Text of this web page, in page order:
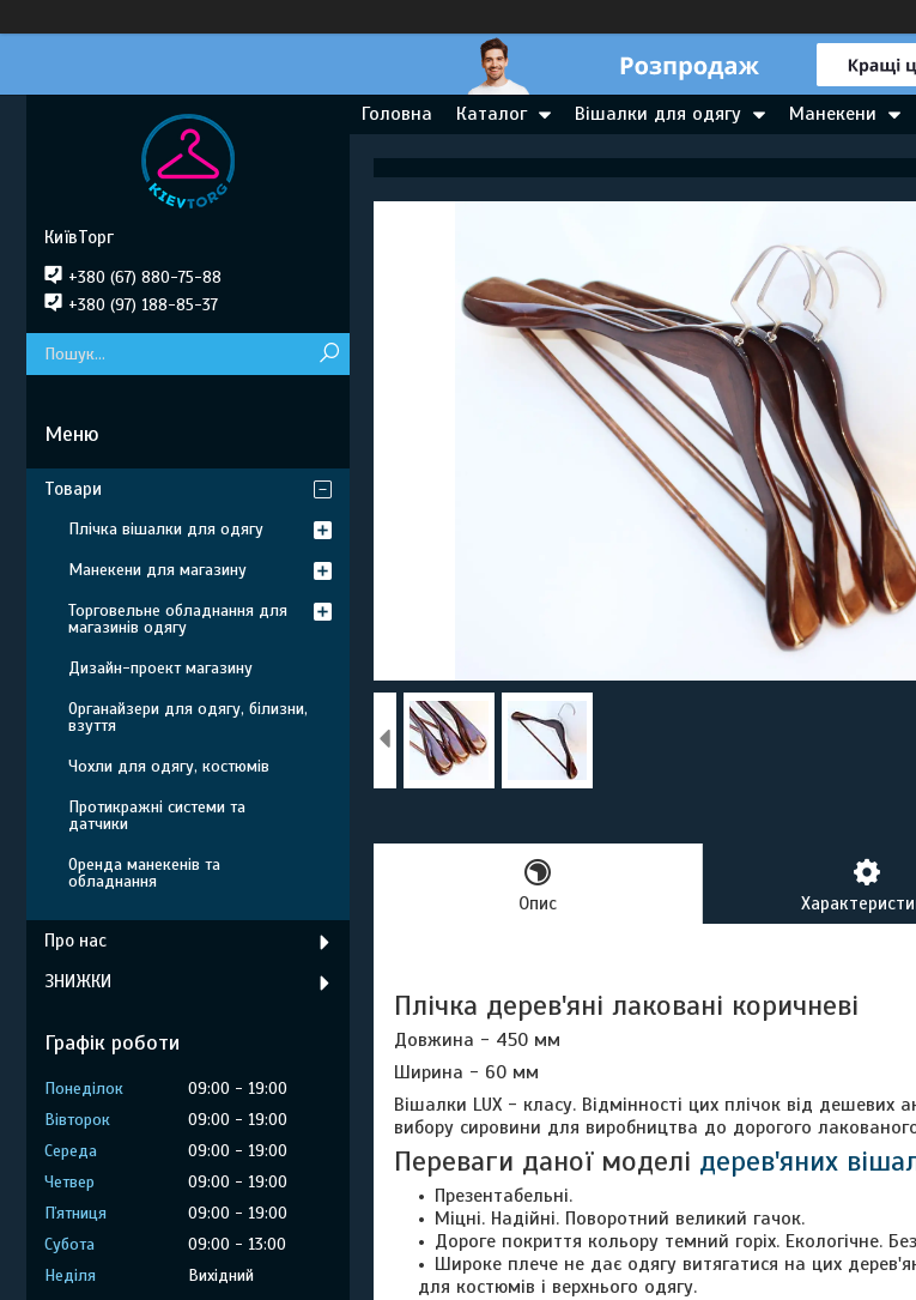
Головна Каталог Вішалки для одягу Манекени
Опис
Плічка дерев'яні лаковані коричневі
Довжина - 450 мм
Ширина - 60 мм
Вішалки LUX - класу. Відмінності цих плічок від дешевих
вибору сировини для виробництва до дорогого
Переваги даної моделі дерев'яних
Презентабельні.
Міцні. Надійні. Поворотний великий гачок.
Дороге покриття кольору темний горіх. Екологічне.
Широке плече не дає одягу витягатися на цих
для костюмів і верхнього одягу.
КиївТорг
+380 (67) 880-75-88
+380 (97) 188-85-37
Товари
Плічка вішалки для одягу
Манекени для магазину
Торговельне обладнання для
магазинів одягу
Дизайн-проект магазину
Органайзери для одягу, білизни,
взуття
Чохли для одягу, костюмів
Протикражні системи та
датчики
Оренда манекенів та
обладнання
Про нас
ЗНИЖКИ
Графік роботи
Понеділок 09:00
19:00
Вівторок
09:00
19:00
Середа
09:00
19:00
Четвер
09:00
19:00
Пʼятниця
09:00
19:00
Субота
09:00
13:00
Неділя
Вихідний